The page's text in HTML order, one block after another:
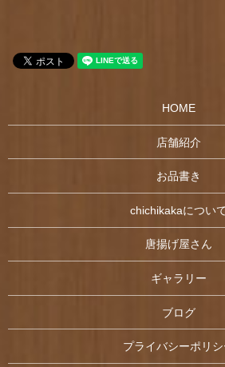
HOME
店舗紹介
お品書き
chichikakaについ
唐揚げ屋さん
ギャラリー
ブログ
プライバシーポリシ